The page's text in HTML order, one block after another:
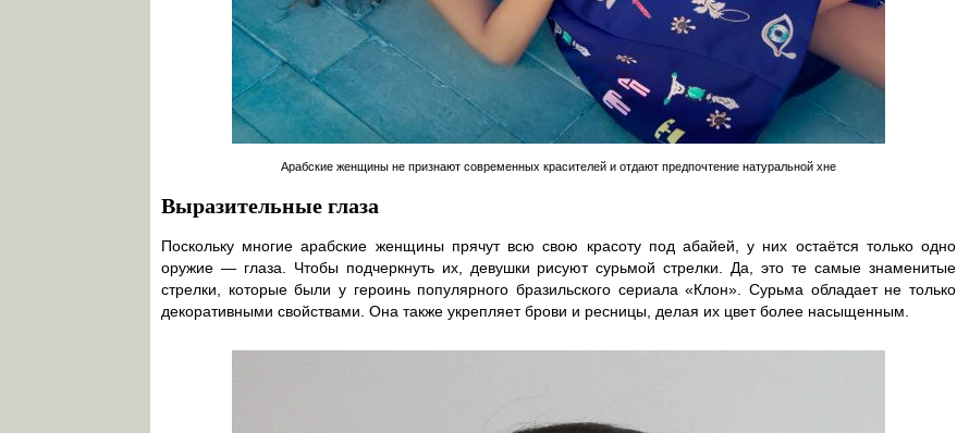
Арабские женщины не признают современных красителей и отдают предпочтение натуральной хне
Выразительные глаза
Поскольку многие арабские женщины прячут всю свою красоту под абайей, у них остаётся только одно
оружие — глаза. Чтобы подчеркнуть их, девушки рисуют сурьмой стрелки. Да, это те самые знаменитые
стрелки, которые были у героинь популярного бразильского сериала «Клон». Сурьма обладает не только
декоративными свойствами. Она также укрепляет брови и ресницы, делая их цвет более насыщенным.